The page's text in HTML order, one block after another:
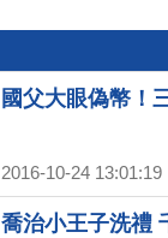
國父大眼偽幣！
2016-10-24 13:01:19
喬治小王子洗禮